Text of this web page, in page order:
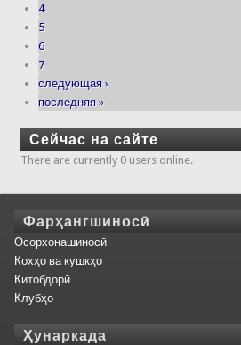
4
5
6
7
следующая ›
последняя »
Сейчас на сайте
There are currently 0 users online.
Фарҳангшиносӣ
Осорхонашиносӣ
Кохҳо ва кушкҳо
Китобдорӣ
Клубҳо
Ҳунаркада